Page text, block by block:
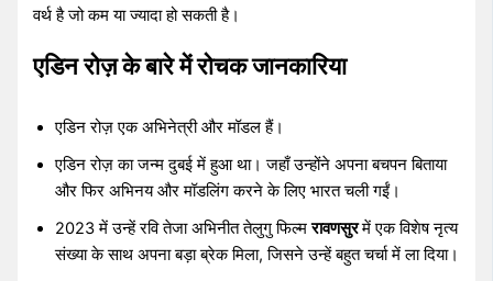
वर्थ है जो कम या ज्यादा हो सकती है।
एडिन रोज़ के बारे में रोचक जानकारिया
एडिन रोज़ एक अभिनेत्री और मॉडल हैं।
एडिन रोज़ का जन्म दुबई में हुआ था। जहाँ उन्होंने अपना बचपन बिताया
और फिर अभिनय और मॉडलिंग करने के लिए भारत चली गईं।
2023 में उन्हें रवि तेजा अभिनीत तेलुगु फिल्मरावणसुरमें एक विशेष नृत्य
संख्या के साथ अपना बड़ा ब्रेक मिला, जिसने उन्हें बहुत चर्चा में ला दिया।